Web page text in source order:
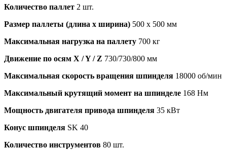
Количество паллет 2 шт.
Размер паллеты (длина х ширина) 500 x 500 мм
Максимальная нагрузка на паллету 700 кг
Движение по осям X / Y / Z 730/730/800 мм
Максимальная скорость вращения шпинделя 18000 об/мин
Максимальный крутящий момент на шпинделе 168 Нм
Мощность двигателя привода шпинделя 35 кВт
Конус шпинделя SK 40
Количество инструментов 80 шт.